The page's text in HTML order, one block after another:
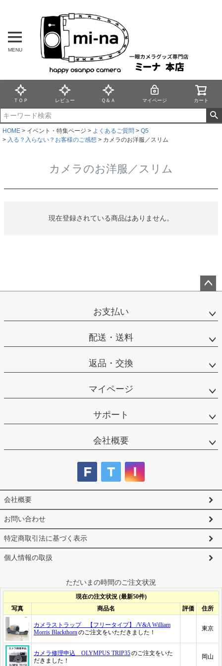
MENU
ＴＯＰ レビュー Ｑ＆Ａ マイページ カート
HOME イベント・特集ページ よくあるご質問
Q5
入る？入らない？お客様のご感想
カメラのお洋服／スリム
カメラのお洋服／スリム
現在登録されている商品はありません。
ップ
お支払い
配送・送料
返品・交換
マイページ
サポート
会社概要
会社概要
お問い合わせ
特定商取引法に基づく表示
個人情報の取扱
ただいまの時間のご注文状況